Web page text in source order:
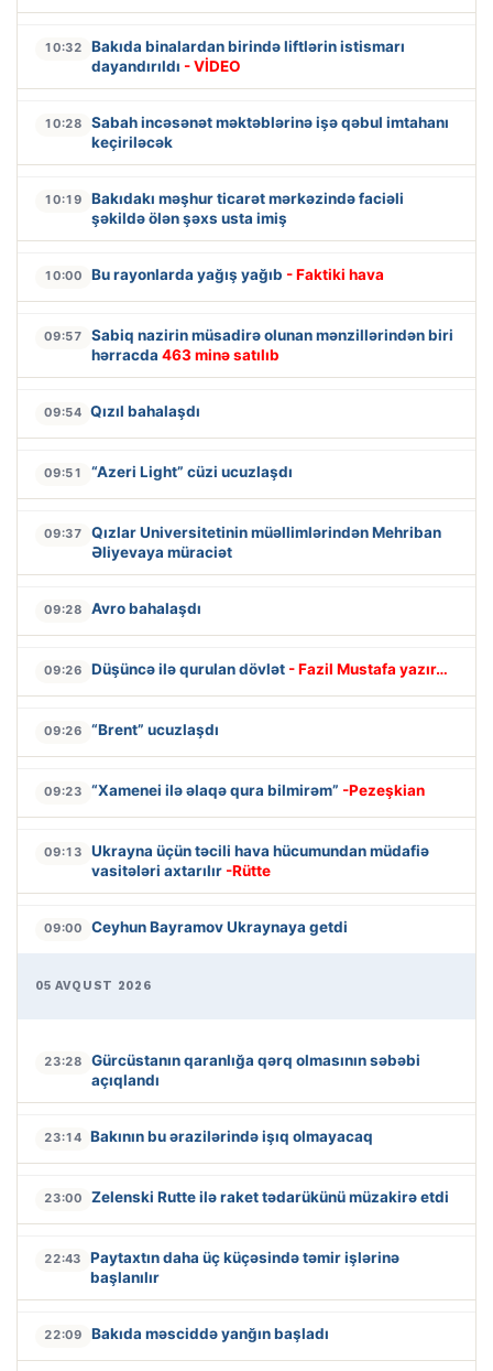
10:32
Bakıda binalardan birində liftlərin istismarı
dayandırıldı - VİDEO
10:28
Sabah incəsənət məktəblərinə işə qəbul imtahanı
keçiriləcək
10:19
Bakıdakı məşhur ticarət mərkəzində faciəli
şəkildə ölən şəxs usta imiş
10:00 Bu rayonlarda yağış yağıb - Faktiki hava
09:57
Sabiq nazirin müsadirə olunan mənzillərindən biri
hərracda 463 minə satılıb
09:54 Qızıl bahalaşdı
09:51 “Azeri Light” cüzi ucuzlaşdı
09:37
Qızlar Universitetinin müəllimlərindən Mehriban
Əliyevaya müraciət
09:28 Avro bahalaşdı
09:26 Düşüncə ilə qurulan dövlət - Fazil Mustafa yazır…
09:26 “Brent” ucuzlaşdı
09:23 “Xamenei ilə əlaqə qura bilmirəm” -Pezeşkian
09:13
Ukrayna üçün təcili hava hücumundan müdafiə
vasitələri axtarılır -Rütte
09:00 Ceyhun Bayramov Ukraynaya getdi
05 AVQUST 2026
23:28
Gürcüstanın qaranlığa qərq olmasının səbəbi
açıqlandı
23:14 Bakının bu ərazilərində işıq olmayacaq
23:00 Zelenski Rutte ilə raket tədarükünü müzakirə etdi
22:43
Paytaxtın daha üç küçəsində təmir işlərinə
başlanılır
22:09 Bakıda məsciddə yanğın başladı